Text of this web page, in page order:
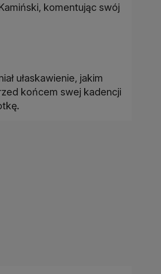
komentując swój
ułaskawienie, jakim
końcem swej kadencji